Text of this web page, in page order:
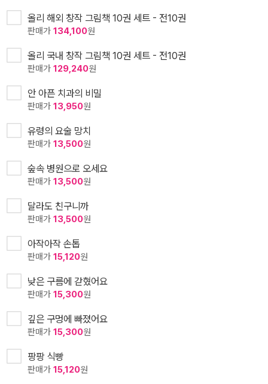
올리 해외 창작 그림책 10권 세트 - 전10권
판매가 134,100원
올리 국내 창작 그림책 10권 세트 - 전10권
판매가 129,240원
안 아픈 치과의 비밀
판매가 13,950원
유령의 요술 망치
판매가 13,500원
숲속 병원으로 오세요
판매가 13,500원
달라도 친구니까
판매가 13,500원
아작아작 손톱
판매가 15,120원
낮은 구름에 갇혔어요
판매가 15,300원
깊은 구멍에 빠졌어요
판매가 15,300원
팡팡 식빵
판매가 15,120원